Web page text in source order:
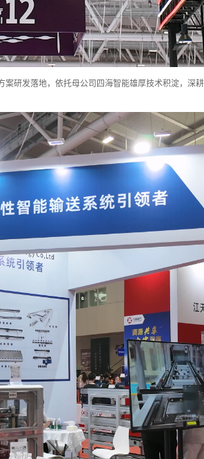
研发落地，依托母公司四海智能雄厚技术积淀，深